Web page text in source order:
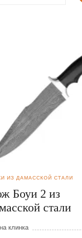
ИЗ ДАМАССКОЙ СТАЛИ
Боуи 2 из
стали
клинка